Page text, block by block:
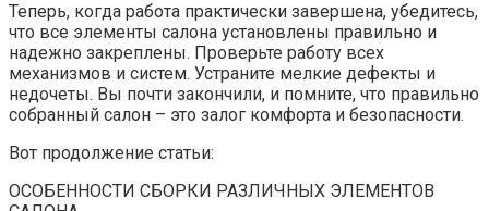
Теперь, когда работа практически завершена, убедитесь,
что все элементы салона установлены правильно и
надежно закреплены. Проверьте работу всех
механизмов и систем. Устраните мелкие дефекты и
недочеты. Вы почти закончили, и помните, что правильно
собранный салон – это залог комфорта и безопасности.
Вот продолжение статьи:
ОСОБЕННОСТИ СБОРКИ РАЗЛИЧНЫХ ЭЛЕМЕНТОВ